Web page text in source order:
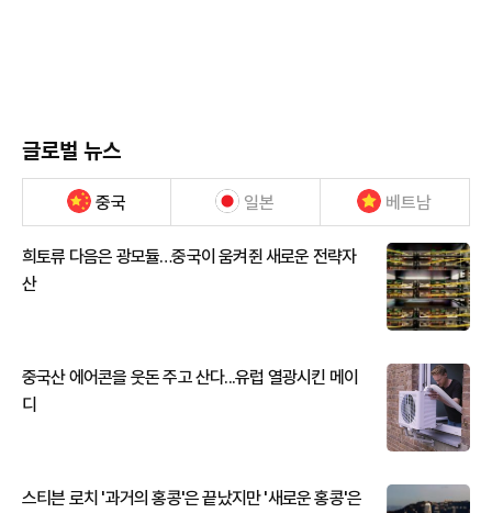
글로벌 뉴스
중국 일본 베트남
희토류 다음은 광모듈…중국이 움켜쥔 새로운 전략자
산
중국산 에어콘을 웃돈 주고 산다...유럽 열광시킨 메이
디
스티븐 로치 '과거의 홍콩'은 끝났지만 '새로운 홍콩'은